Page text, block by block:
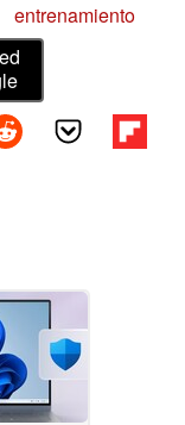
entrenamiento